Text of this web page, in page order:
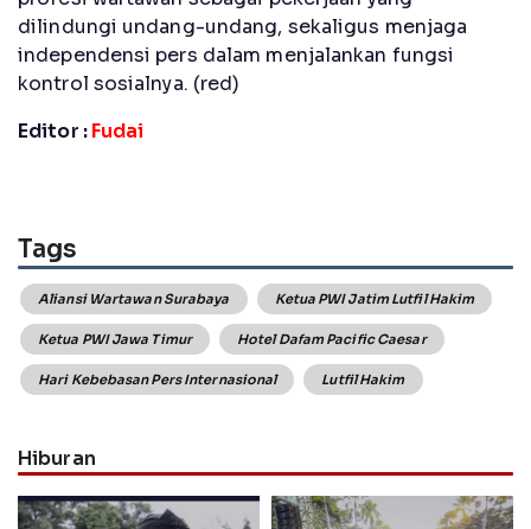
dilindungi undang-undang, sekaligus menjaga
independensi pers dalam menjalankan fungsi
kontrol sosialnya. (red)
Editor :Fudai
Tags
Aliansi Wartawan Surabaya Ketua PWI Jatim Lutfil Hakim
Ketua PWI Jawa Timur Hotel Dafam Pacific Caesar
Hari Kebebasan Pers Internasional Lutfil Hakim
Hiburan